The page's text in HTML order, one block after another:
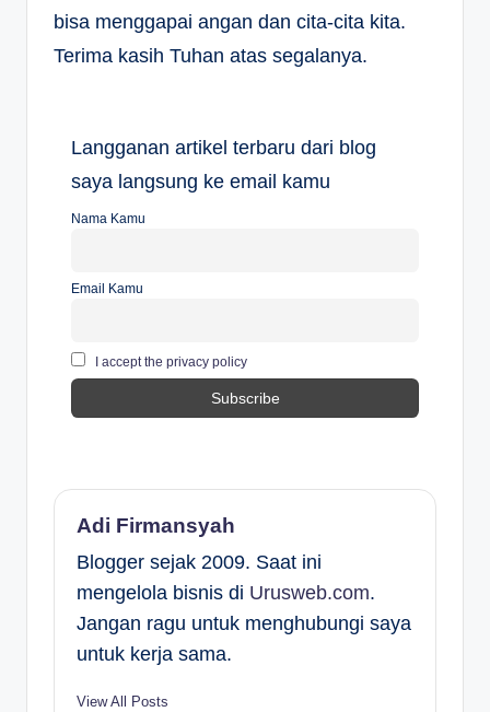
bisa menggapai angan dan cita-cita kita.
Terima kasih Tuhan atas segalanya.
Langganan artikel terbaru dari blog
saya langsung ke email kamu
Nama Kamu
Email Kamu
I accept the privacy policy
Adi Firmansyah
Blogger sejak 2009. Saat ini
mengelola bisnis di Urusweb.com.
Jangan ragu untuk menghubungi saya
untuk kerja sama.
View All Posts